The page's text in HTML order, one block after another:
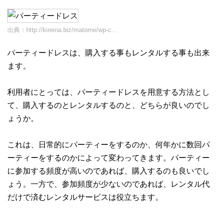
出典： http://kireina.biz/matome/wp-c...
パーティードレスは、購入する事もレンタルする事も出来
ます。
利用者にとっては、パーティードレスを用意する方法とし
て、購入するのとレンタルするのと、どちらが良いのでし
ょうか。
これは、日常的にパーティーをするのか、何年かに数回パ
ーティーをするのかによって変わってきます。パーティー
に参加する頻度が高いのであれば、購入するのも良いでし
ょう。一方で、参加頻度が少ないのであれば、レンタル代
だけで済むレンタルサービスは役立ちます。